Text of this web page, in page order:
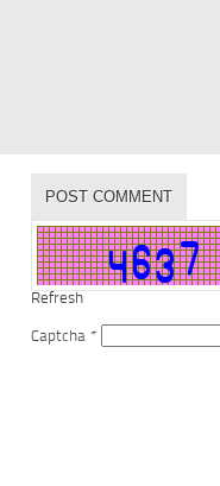
Refresh
Captcha *